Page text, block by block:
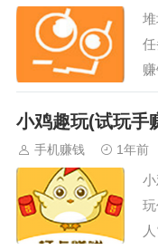
小鸡趣玩(试玩手
手机赚钱 1年前